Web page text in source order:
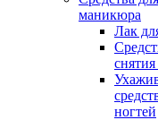
маникюра
Лак
снятия
ногтей